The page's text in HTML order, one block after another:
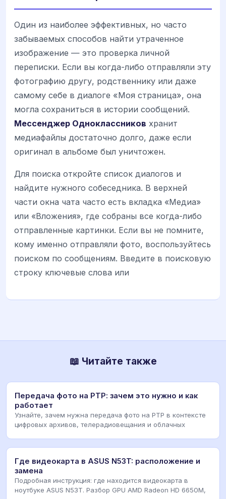
Один из наиболее эффективных, но часто
забываемых способов найти утраченное
изображение — это проверка личной
переписки. Если вы когда-либо отправляли эту
фотографию другу, родственнику или даже
самому себе в диалоге «Моя страница», она
могла сохраниться в истории сообщений.
Мессенджер Одноклассников хранит
медиафайлы достаточно долго, даже если
оригинал в альбоме был уничтожен.
Для поиска откройте список диалогов и
найдите нужного собеседника. В верхней
части окна чата часто есть вкладка «Медиа»
или «Вложения», где собраны все когда-либо
отправленные картинки. Если вы не помните,
кому именно отправляли фото, воспользуйтесь
поиском по сообщениям. Введите в поисковую
строку ключевые слова или
📖 Читайте также
Передача фото на РТР: зачем это нужно и как
работает
Узнайте, зачем нужна передача фото на РТР в контексте
цифровых архивов, телерадиовещания и облачных
Где видеокарта в ASUS N53T: расположение и
замена
Подробная инструкция: где находится видеокарта в
ноутбуке ASUS N53T. Разбор GPU AMD Radeon HD 6650M,